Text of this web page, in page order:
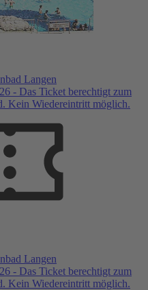
Langen
- Das Ticket berechtigt zum
Kein Wiedereintritt möglich.
Langen
- Das Ticket berechtigt zum
Kein Wiedereintritt möglich.